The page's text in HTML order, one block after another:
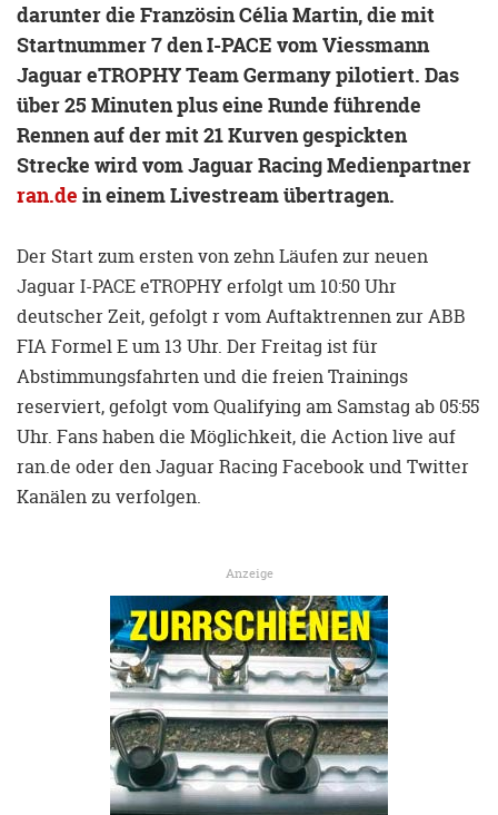
darunter die Französin Célia Martin, die mit
Startnummer 7 den I-PACE vom Viessmann
Jaguar eTROPHY Team Germany pilotiert. Das
über 25 Minuten plus eine Runde führende
Rennen auf der mit 21 Kurven gespickten
Strecke wird vom Jaguar Racing Medienpartner
ran.de in einem Livestream übertragen.
Der Start zum ersten von zehn Läufen zur neuen
Jaguar I-PACE eTROPHY erfolgt um 10:50 Uhr
deutscher Zeit, gefolgt r vom Auftaktrennen zur ABB
FIA Formel E um 13 Uhr. Der Freitag ist für
Abstimmungsfahrten und die freien Trainings
reserviert, gefolgt vom Qualifying am Samstag ab 05:55
Uhr. Fans haben die Möglichkeit, die Action live auf
ran.de oder den Jaguar Racing Facebook und Twitter
Kanälen zu verfolgen.
Anzeige